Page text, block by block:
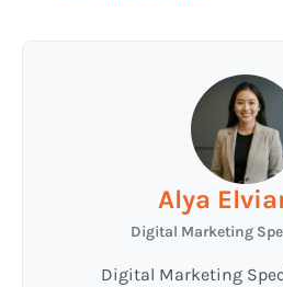
Alya
Digital Marketing
Digital Marketing